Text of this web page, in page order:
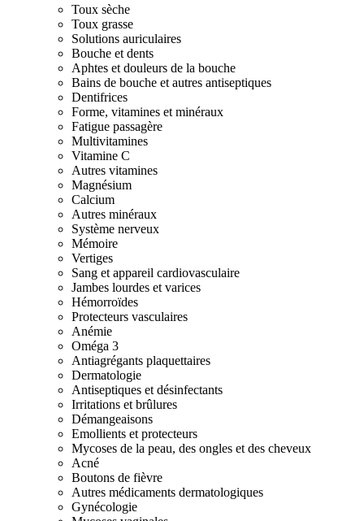
Toux sèche
Toux grasse
Solutions auriculaires
Bouche et dents
Aphtes et douleurs de la bouche
Bains de bouche et autres antiseptiques
Dentifrices
Forme, vitamines et minéraux
Fatigue passagère
Multivitamines
Vitamine C
Autres vitamines
Magnésium
Calcium
Autres minéraux
Système nerveux
Mémoire
Vertiges
Sang et appareil cardiovasculaire
Jambes lourdes et varices
Hémorroïdes
Protecteurs vasculaires
Anémie
Oméga 3
Antiagrégants plaquettaires
Dermatologie
Antiseptiques et désinfectants
Irritations et brûlures
Démangeaisons
Emollients et protecteurs
Mycoses de la peau, des ongles et des cheveux
Acné
Boutons de fièvre
Autres médicaments dermatologiques
Gynécologie